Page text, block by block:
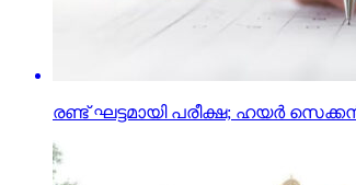
രണ്ട് ഘട്ടമായി പരീക്ഷ; ഹയര്‍